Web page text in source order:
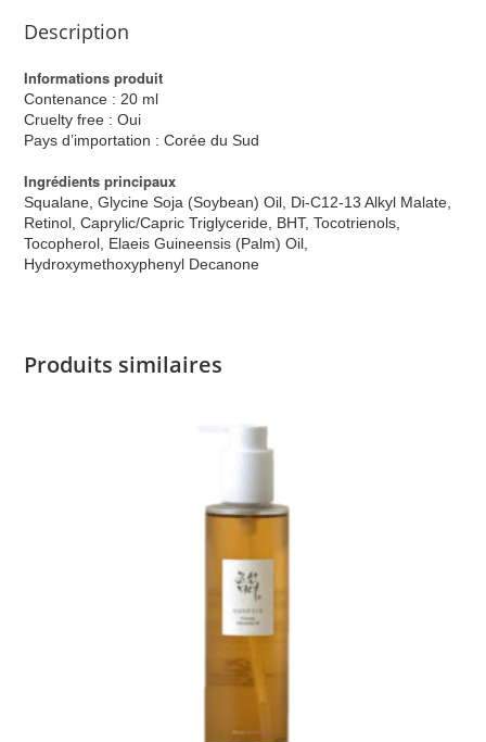
Description
Informations produit
Contenance : 20 ml
Cruelty free : Oui
Pays d’importation : Corée du Sud
Ingrédients principaux
Squalane, Glycine Soja (Soybean) Oil, Di-C12-13 Alkyl Malate,
Retinol, Caprylic/Capric Triglyceride, BHT, Tocotrienols,
Tocopherol, Elaeis Guineensis (Palm) Oil,
Hydroxymethoxyphenyl Decanone
Produits similaires